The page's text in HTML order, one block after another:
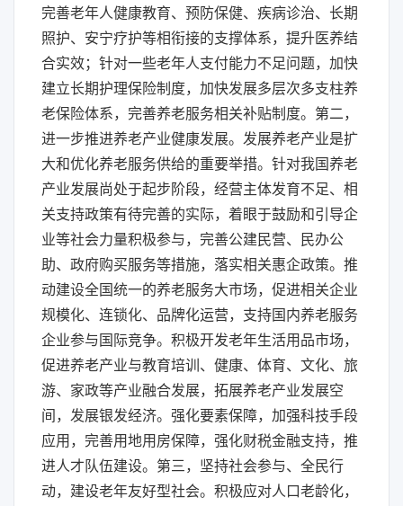
完善老年人健康教育、预防保健、疾病诊治、长期
照护、安宁疗护等相衔接的支撑体系，提升医养结
合实效；针对一些老年人支付能力不足问题，加快
建立长期护理保险制度，加快发展多层次多支柱养
老保险体系，完善养老服务相关补贴制度。第二，
进一步推进养老产业健康发展。发展养老产业是扩
大和优化养老服务供给的重要举措。针对我国养老
产业发展尚处于起步阶段，经营主体发育不足、相
关支持政策有待完善的实际，着眼于鼓励和引导企
业等社会力量积极参与，完善公建民营、民办公
助、政府购买服务等措施，落实相关惠企政策。推
动建设全国统一的养老服务大市场，促进相关企业
规模化、连锁化、品牌化运营，支持国内养老服务
企业参与国际竞争。积极开发老年生活用品市场，
促进养老产业与教育培训、健康、体育、文化、旅
游、家政等产业融合发展，拓展养老产业发展空
间，发展银发经济。强化要素保障，加强科技手段
应用，完善用地用房保障，强化财税金融支持，推
进人才队伍建设。第三，坚持社会参与、全民行
动，建设老年友好型社会。积极应对人口老龄化，